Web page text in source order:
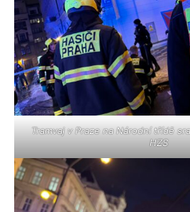
Tramvaj v Praze na Národní třídě
HZS